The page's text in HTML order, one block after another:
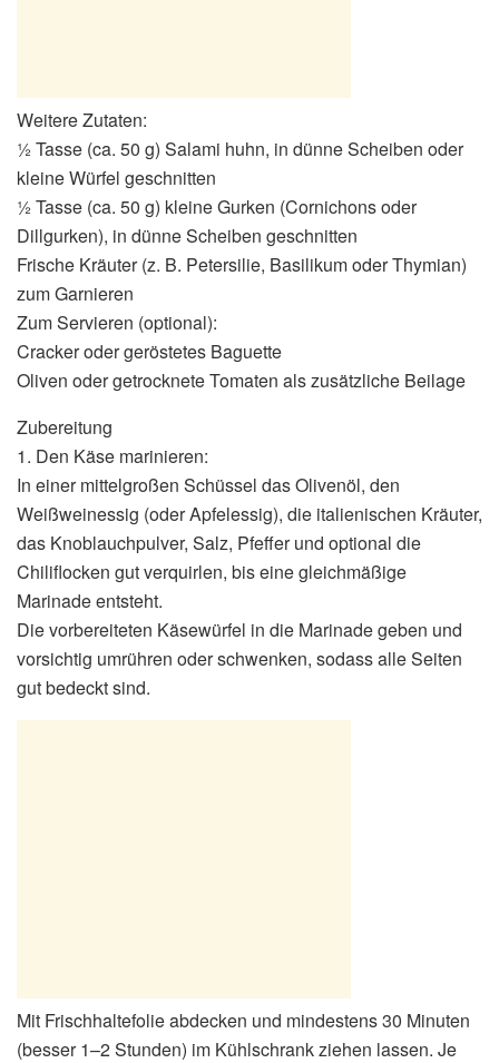
Weitere Zutaten:
½ Tasse (ca. 50 g) Salami huhn, in dünne Scheiben oder
kleine Würfel geschnitten
½ Tasse (ca. 50 g) kleine Gurken (Cornichons oder
Dillgurken), in dünne Scheiben geschnitten
Frische Kräuter (z. B. Petersilie, Basilikum oder Thymian)
zum Garnieren
Zum Servieren (optional):
Cracker oder geröstetes Baguette
Oliven oder getrocknete Tomaten als zusätzliche Beilage
Zubereitung
1. Den Käse marinieren:
In einer mittelgroßen Schüssel das Olivenöl, den
Weißweinessig (oder Apfelessig), die italienischen Kräuter,
das Knoblauchpulver, Salz, Pfeffer und optional die
Chiliflocken gut verquirlen, bis eine gleichmäßige
Marinade entsteht.
Die vorbereiteten Käsewürfel in die Marinade geben und
vorsichtig umrühren oder schwenken, sodass alle Seiten
gut bedeckt sind.
Mit Frischhaltefolie abdecken und mindestens 30 Minuten
(besser 1–2 Stunden) im Kühlschrank ziehen lassen. Je